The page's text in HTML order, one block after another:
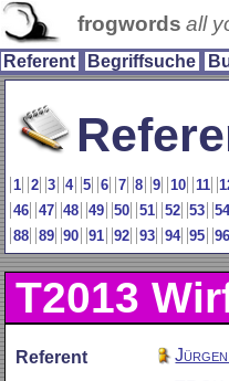
frogwords all
Referent Begriffsuche
1 2 3 4 5 6 7 8 9 10 11
46
47 48 49 50 51 52 53
88
89 90 91 92 93 94 95 96
T2013
Referent Jürgen